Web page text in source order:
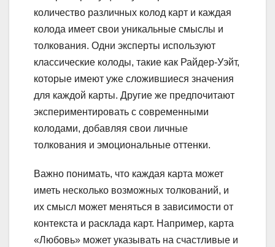
количество различных колод карт и каждая
колода имеет свои уникальные смыслы и
толкования. Одни эксперты используют
классические колоды, такие как Райдер-Уэйт,
которые имеют уже сложившиеся значения
для каждой карты. Другие же предпочитают
экспериментировать с современными
колодами, добавляя свои личные
толкования и эмоциональные оттенки.
Важно понимать, что каждая карта может
иметь несколько возможных толкований, и
их смысл может меняться в зависимости от
контекста и расклада карт. Например, карта
«Любовь» может указывать на счастливые и